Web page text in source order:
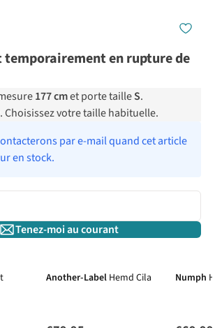
temporairement en rupture de
177 cmet porte tailleS.
Choisissez votre taille habituelle.
par e-mail quand cet article
en stock.
Tenez-moi au courant
Another-Label Hemd Cila Numph